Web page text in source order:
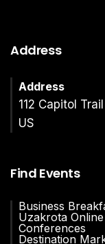
Address
Address
112 Capitol
US
Find Events
Business
Uzakrota Online
Conferences
Destination